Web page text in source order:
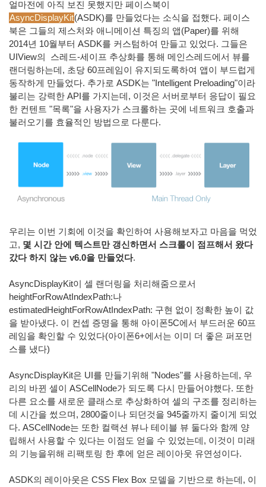
얼마전에 아직 보진 못했지만 페이스북이
AsyncDisplayKit(ASDK)를 만들었다는 소식을 접했다. 페이스
북은 그들의 제스처와 애니메이션 특징의 앱(Paper)를 위해
2014년 10월부터 ASDK를 커스텀하여 만들고 있었다. 그들은
UIView의 스레드-세이프 추상화를 통해 메인스레드에서 뷰를
랜더링하는데, 초당 60프레임이 유지되도록하여 앱이 부드럽게
동작하게 만들었다. 추가로 ASDK는 "Intelligent Preloading"이라
불리는 강력한 API를 가지는데, 이것은 서버로부터 응답이 필요
한 컨텐트 "목록"을 사용자가 스크롤하는 곳에 네트워크 호출과
불러오기를 효율적인 방법으로 다룬다.
우리는 이번 기회에 이것을 확인하여 사용해보자고 마음을 먹었
고, 몇 시간 안에 텍스트만 갱신하면서 스크롤이 점프해서 왔다
갔다 하지 않는 v6.0을 만들었다.
AsyncDisplayKit이 셀 랜더링을 처리해줌으로서
heightForRowAtIndexPath:나
estimatedHeightForRowAtIndexPath: 구현 없이 정확한 높이 값
을 받아냈다. 이 컨셉 증명을 통해 아이폰5C에서 부드러운 60프
레임을 확인할 수 있었다(아이폰6+에서는 이미 더 좋은 퍼포먼
스를 냈다)
AsyncDisplayKit은 UI를 만들기위해 "Nodes"를 사용하는데, 우
리의 바뀐 셀이 ASCellNode가 되도록 다시 만들어야했다. 또한
다른 요소를 새로운 클래스로 추상화하여 셀의 구조를 정리하는
데 시간을 썼으며, 2800줄이나 되던것을 945줄까지 줄이게 되었
다. ASCellNode는 또한 컬랙션 뷰나 테이블 뷰 둘다와 함께 양
립해서 사용할 수 있다는 이점도 얻을 수 있었는데, 이것이 미래
의 기능을위해 리팩토링 한 후에 얻은 레이아웃 유연성이다.
ASDK의 레이아웃은 CSS Flex Box 모델을 기반으로 하는데, 이